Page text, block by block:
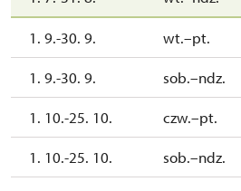
1. 9.-30. 9. wt.–pt.
1. 9.-30. 9. sob.–ndz.
1. 10.-25. 10. czw.–pt.
1. 10.-25. 10. sob.–ndz.